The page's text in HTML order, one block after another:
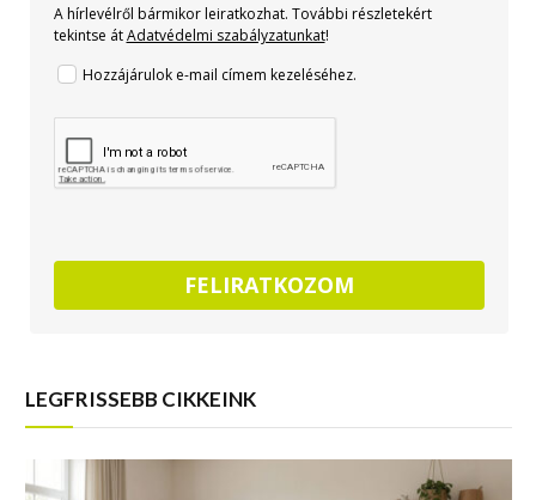
A hírlevélről bármikor leiratkozhat. További részletekért
tekintse átAdatvédelmi szabályzatunkat!
Hozzájárulok e-mail címem kezeléséhez.
FELIRATKOZOM
LEGFRISSEBB CIKKEINK